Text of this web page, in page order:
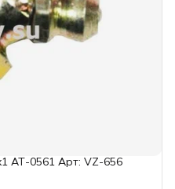
АТ-0561 Арт: VZ-656